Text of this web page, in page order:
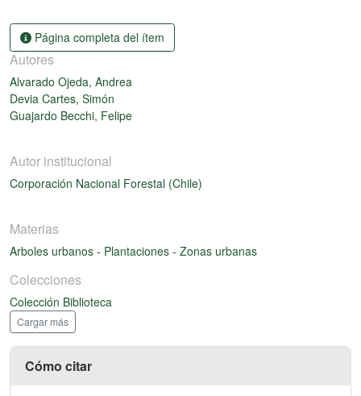
Página completa del ítem
Autores
Alvarado Ojeda, Andrea
Devia Cartes, Simón
Guajardo Becchi, Felipe
Autor institucional
Corporación Nacional Forestal (Chile)
Materias
Arboles urbanos - Plantaciones - Zonas urbanas
Colecciones
Colección Biblioteca
Cargar más
Cómo citar